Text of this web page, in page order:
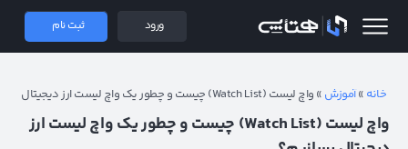
همتاپی ورود ثبت نام
خانه »آموزش » واچ لیست (Watch List) چیست و چطور یک واچ لیست ارز دیجیتال بسازیم؟
واچ لیست (Watch List) چیست و چطور یک واچ لیست ارز